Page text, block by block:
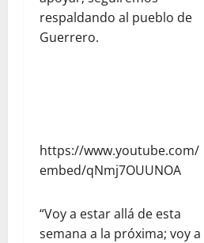
respaldando al pueblo de
Guerrero.
https://www.youtube.com/
embed/qNmj7OUUNOA
“Voy a estar allá de esta
semana a la próxima; voy a